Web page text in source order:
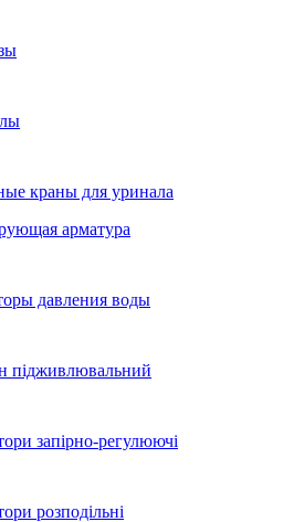
краны для уринала
арматура
давления воды
підживлювальний
запірно-регулюючі
розподільні